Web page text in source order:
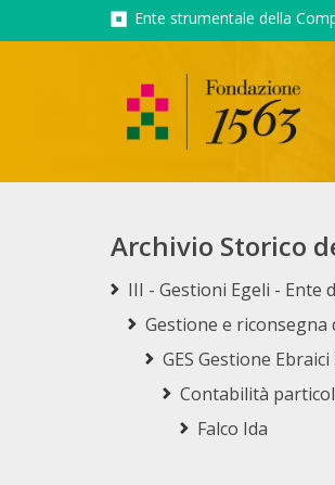
Ente strumentale della
Archivio Storico
III - Gestioni Egeli - Ente
Gestione e riconsegna
GES Gestione
Contabilità
Falco Ida